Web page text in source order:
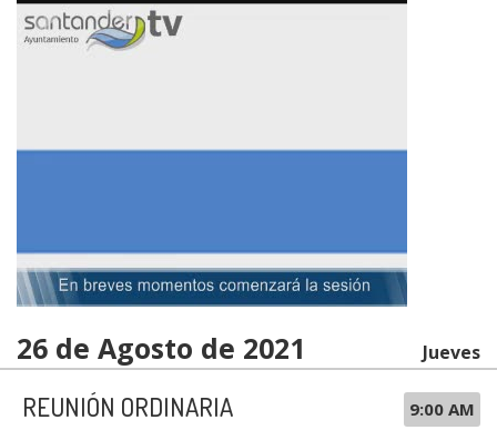
26 de Agosto de 2021 Jueves
9:00 AM
REUNIÓN ORDINARIA